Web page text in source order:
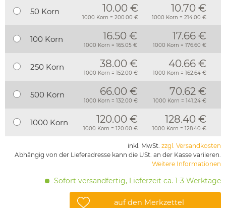
50 Korn 10.00 €
1000 Korn = 200.00 €
10.70 €
1000 Korn = 214.00 €
100 Korn 16.50 €
1000 Korn = 165.05 €
17.66 €
1000 Korn = 176.60 €
250 Korn 38.00 €
1000 Korn = 152.00 €
40.66 €
1000 Korn = 162.64 €
500 Korn 66.00 €
1000 Korn = 132.00 €
70.62 €
1000 Korn = 141.24 €
1000 Korn 120.00 €
1000 Korn = 120.00 €
128.40 €
1000 Korn = 128.40 €
inkl. MwSt. zzgl. Versandkosten
Abhängig von der Lieferadresse kann die USt. an der Kasse variieren.
Weitere Informationen
Sofort versandfertig, Lieferzeit ca. 1-3 Werktage
auf den Merkzettel